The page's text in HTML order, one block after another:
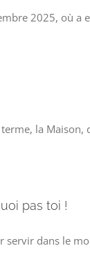
2025, où a
la
pas toi !
servir dans le